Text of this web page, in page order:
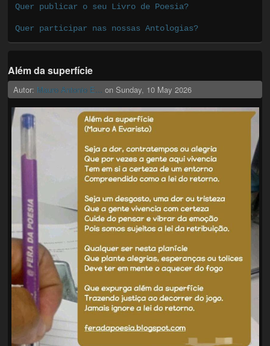
Quer publicar o seu Livro de Poesia?
Quer participar nas nossas Antologias?
Além da superfície
Autor: Mauro Antonio E... on Sunday, 10 May 2026